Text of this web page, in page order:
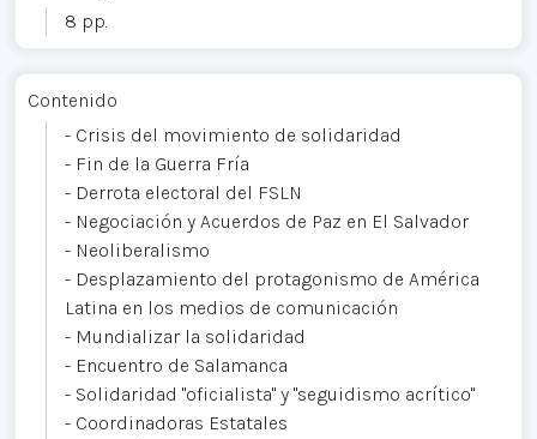
8 pp.
Contenido
- Crisis del movimiento de solidaridad
- Fin de la Guerra Fría
- Derrota electoral del FSLN
- Negociación y Acuerdos de Paz en El Salvador
- Neoliberalismo
- Desplazamiento del protagonismo de América
Latina en los medios de comunicación
- Mundializar la solidaridad
- Encuentro de Salamanca
- Solidaridad "oficialista" y "seguidismo acrítico"
- Coordinadoras Estatales